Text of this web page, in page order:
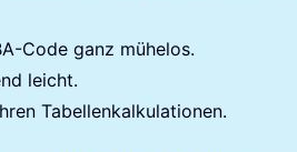
Code ganz mühelos.
leicht.
Tabellenkalkulationen.